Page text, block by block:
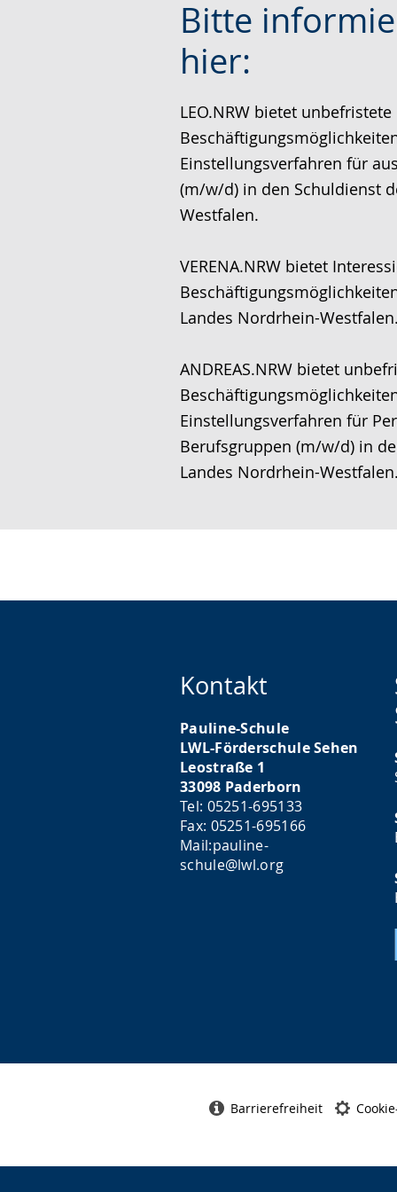
Bitte
hier:
LEO.NRW bietet unbefristete
Einstellungsverfahren für
(m/w/d) in den Schuldienst
Westfalen.
VERENA.NRW bietet
Landes Nordrhein-Westfalen.
ANDREAS.NRW bietet
Einstellungsverfahren für
Berufsgruppen (m/w/d) in
Landes Nordrhein-Westfalen.
u
r
L
i
c
h
t
e
S
p
r
c
h
e
w
e
h
k
t
i
i
e
r
e
A
d
i
o
U
n
t
e
r
t
g
n
V
d
e
o
i
n
e
u
t
c
h
e
r
G
b
s
r
a
c
h
e
w
Kontakt
Pauline-Schule
LWL-Förderschule Sehen
Leostraße 1
33098 Paderborn
Tel: 05251-695133
Fax: 05251-695166
Mail:pauline-
schule@lwl.org
Barrierefreiheit